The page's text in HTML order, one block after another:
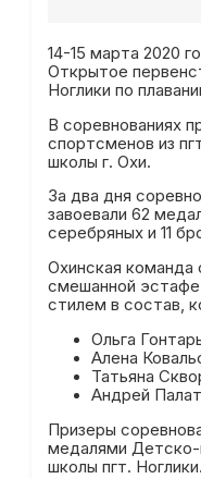
14-15 марта 2020
Открытое
Ноглики по
В соревнованиях
спортсменов из
школы г. Охи.
За два дня
завоевали 62
серебряных и 11
Охинская команда
смешанной
стилем в состав,
Ольга
Алена
Татьяна
Андрей
Призеры
медалями
школы пгт. Ноглики.